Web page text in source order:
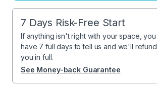
7 Days Risk-Free Start
If anything isn't right with your space, you
have 7 full days to tell us and we'll refund
you in full.
See Money-back Guarantee